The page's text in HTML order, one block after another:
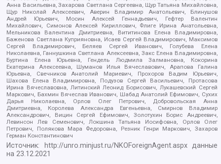
Анна Васильевна, Захарова Светлана Сергеевна, Щур Татьяна Михайловна,
Щур Николай Алексеевич, Аверин Владимир Анатольевич, Блинушов
Андрей Юрьевич, Мосин Алексей Геннадьевич, Гефтер Валентин
Михайлович, Симонов Алексей Кириллович, Флиге Ирина Анатольевна,
Мельникова Валентина Дмитриевна, Вититинова Елена Владимировна,
Баженова Светлана Куприяновна, Исаев Сергей Владимирович, Максимов
Сергей Владимирович, Беляев Сергей Иванович, Голубева Елена
Николаевна, Ганнушкина Светлана Алексеевна, Закс Елена Владимировна,
Буртина Елена Юрьевна, Гендель Людмила Залмановна, Кокорина
Екатерина Алексеевна, Шуманов Илья Вячеславович, Арапова Галина
Юрьевна, Свечников Анатолий Мариевич, Прохоров Вадим Юрьевич,
Шахова Елена Владимировна, Подузов Сергей Васильевич, Протасова
Ирина Вячеславовна, Литинский Леонид Борисович, Лукашевский Сергей
Маркович, Бахмин Вячеслав Иванович, Шабад Анатолий Ефимович, Сухих
Дарья Николаевна, Орлов Олег Петрович, Добровольская Анна
Дмитриевна, Королева Александра Евгеньевна, Смирнов Владимир
Александрович, Вицин Сергей Ефимович, Золотухин Борис Андреевич,
Левинсон Лев Семенович, Локшина Татьяна Иосифовна, Орлов Олег
Петрович, Полякова Мара Федоровна, Резник Генри Маркович, Захаров
Герман Константинович
Источник: http://unro.minjust.ru/NKOForeignAgent.aspxданные
на23.12.2021